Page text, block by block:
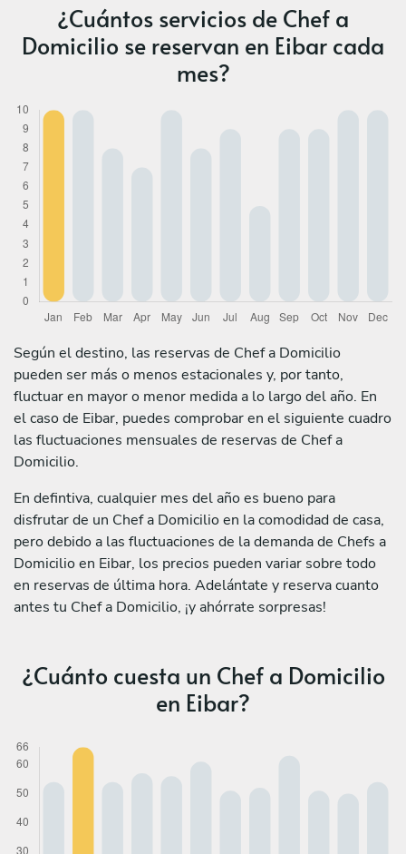
¿Cuántos servicios de Chef a
Domicilio se reservan en Eibar cada
mes?
Según el destino, las reservas de Chef a Domicilio
pueden ser más o menos estacionales y, por tanto,
fluctuar en mayor o menor medida a lo largo del año. En
el caso de Eibar, puedes comprobar en el siguiente cuadro
las fluctuaciones mensuales de reservas de Chef a
Domicilio.
En defintiva, cualquier mes del año es bueno para
disfrutar de un Chef a Domicilio en la comodidad de casa,
pero debido a las fluctuaciones de la demanda de Chefs a
Domicilio en Eibar, los precios pueden variar sobre todo
en reservas de última hora. Adelántate y reserva cuanto
antes tu Chef a Domicilio, ¡y ahórrate sorpresas!
¿Cuánto cuesta un Chef a Domicilio
en Eibar?